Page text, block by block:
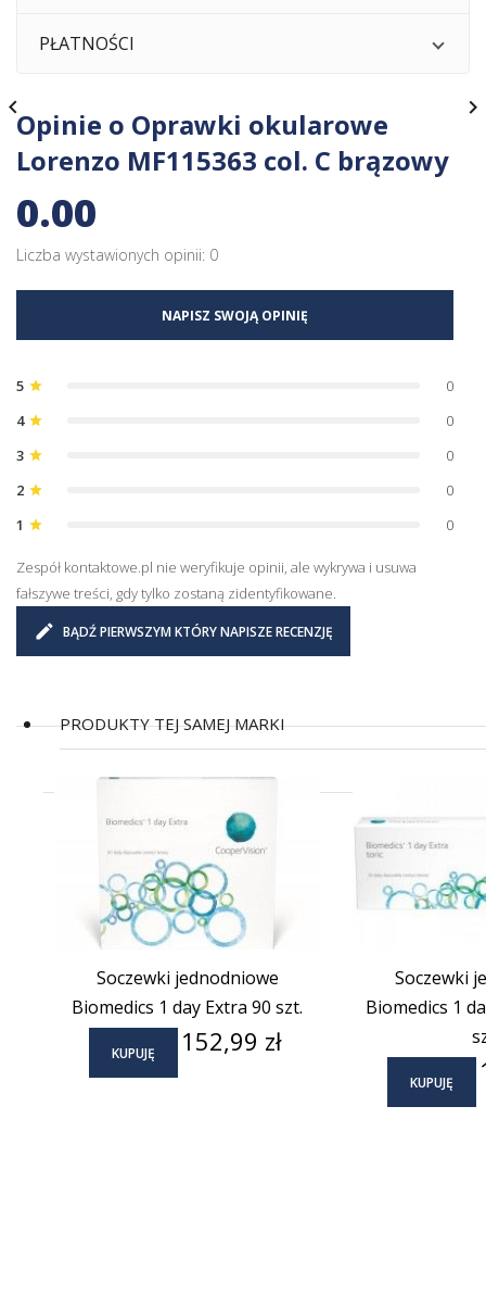
PŁATNOŚCI
Opinie o Oprawki okularowe
Lorenzo MF115363 col. C brązowy
0.00
Liczba wystawionych opinii: 0
NAPISZ SWOJĄ OPINIĘ
5 star
0
4 star
0
3 star
0
2 star
0
1 star 0
Zespół kontaktowe.pl nie weryfikuje opinii, ale wykrywa i usuwa
fałszywe treści, gdy tylko zostaną zidentyfikowane.
BĄDŹ PIERWSZYM KTÓRY NAPISZE RECENZJĘ
PRODUKTY TEJ SAMEJ MARKI
Soczewki jednodniowe
Biomedics 1 day Extra 90 szt.
KUPUJĘ Cena
152,99 zł
Soczewki
Biomedics 1
KUPUJĘ
 